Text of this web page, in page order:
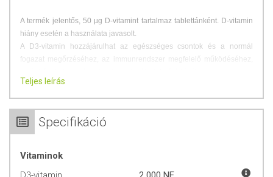
A termék jelentős, 50 µ​g D-vitamint tartalmaz tablettánként. D-vitamin
hiány esetén a használata javasolt.
A D3-vitamin hozzájárulhat az egészséges csontok és a normál
fogazat megőrzéséhez, az immunrendszer megfelelő működéséhez,
D-vitamin hiány következményei:
- csontritkulás
- magas vérnyomás
- súlyos D-vitamin hiány akár meddőséghez is vezethet
Adagolás: felnőtteknek naponta 1 tablettát ajánlott bő folyadékkal
Teljes leírás
Specifikáció
Vitaminok